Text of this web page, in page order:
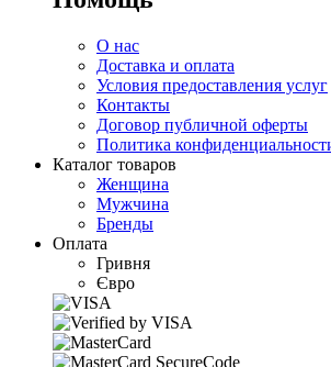
О нас
Доставка и оплата
Условия предоставления услуг
Контакты
Договор публичной оферты
Политика
Каталог товаров
Женщина
Мужчина
Бренды
Оплата
Гривня
Євро